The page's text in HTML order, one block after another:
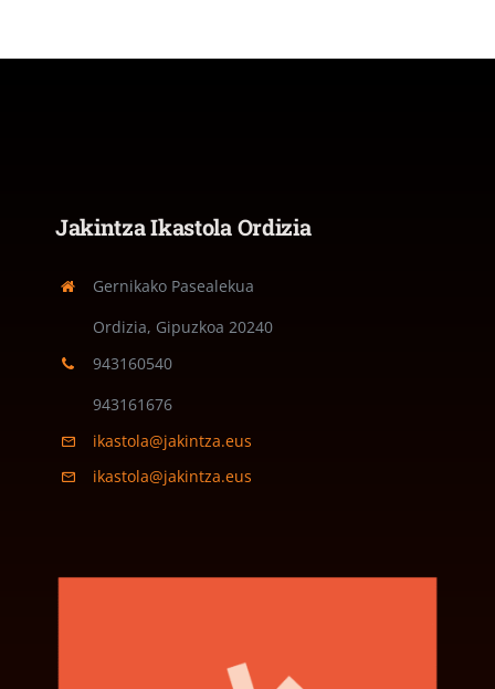
Jakintza Ikastola Ordizia
Gernikako Pasealekua
Ordizia, Gipuzkoa 20240
943160540
943161676
ikastola@jakintza.eus
ikastola@jakintza.eus